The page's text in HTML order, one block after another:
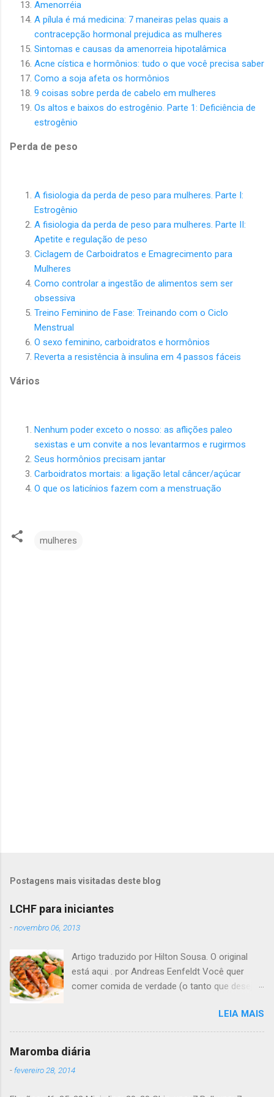
Amenorréia
A pílula é má medicina: 7 maneiras pelas quais a
contracepção hormonal prejudica as mulheres
Sintomas e causas da amenorreia hipotalâmica
Acne cística e hormônios: tudo o que você precisa saber
Como a soja afeta os hormônios
9 coisas sobre perda de cabelo em mulheres
Os altos e baixos do estrogênio. Parte 1: Deficiência de
estrogênio
Perda de peso
A fisiologia da perda de peso para mulheres. Parte I:
Estrogênio
A fisiologia da perda de peso para mulheres. Parte II:
Apetite e regulação de peso
Ciclagem de Carboidratos e Emagrecimento para
Mulheres
Como controlar a ingestão de alimentos sem ser
obsessiva
Treino Feminino de Fase: Treinando com o Ciclo
Menstrual
O sexo feminino, carboidratos e hormônios
Reverta a resistência à insulina em 4 passos fáceis
Vários
Nenhum poder exceto o nosso: as aflições paleo
sexistas e um convite a nos levantarmos e rugirmos
Seus hormônios precisam jantar
Carboidratos mortais: a ligação letal câncer/açúcar
O que os laticínios fazem com a menstruação
mulheres
Postagens mais visitadas deste blog
LCHF para iniciantes
-novembro 06, 2013
Artigo traduzido por Hilton Sousa. O original
está aqui . por Andreas Eenfeldt Você quer
comer comida de verdade (o tanto que desejar)
"bom demais para ser verdade", mas LCHF (low
carb, high fat - pouco carboidrato, muita
gordura) é um método que tem sido usado há
suporte com provas de que funciona. Não é
LEIA MAIS
Maromba diária
- fevereiro 28, 2014